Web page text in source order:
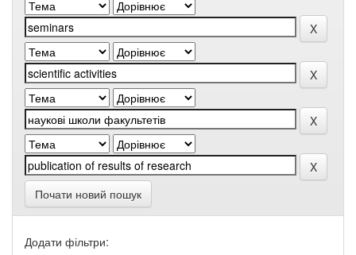
Почати новий пошук
Додати фільтри: